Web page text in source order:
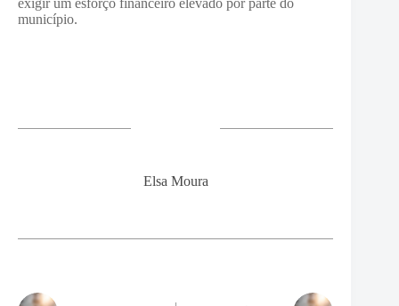
exigir um esforço financeiro elevado por parte do
município.
Elsa Moura